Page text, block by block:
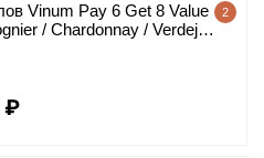
2
Vinum Pay 6 Get 8 Value
/ Chardonnay / Verdejo,
7416/05, Riedel
₽